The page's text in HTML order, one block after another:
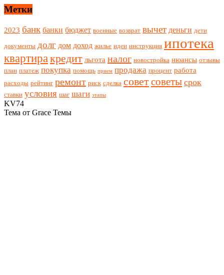
Метки
2023 банк банки бюджет военные возврат вычет деньги дети
документы долг дом доход жилье идеи инструкция ипотека
квартиракредит льгота налог новостройка нюансы отзывы
план платеж покупка помощь прием продажа процент работа
расходы рейтинг ремонт риск сделка советсоветы срок
ставки условия шаг шаги этапы
KV74
Тема от Grace Темы